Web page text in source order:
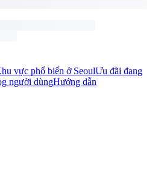
vực phổ biến ở SeoulƯu đãi đang
người dùngHướng dẫn